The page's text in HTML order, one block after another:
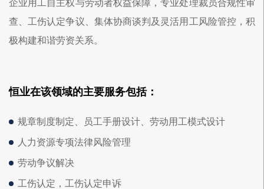
企业用工自主权与劳动者权益保障，专业处理裁员合规性审
查、工伤认定争议、集体协商谈判及灵活用工风险管控，积
极构建和谐劳资关系。
恒业在该领域的主要服务包括：
规章制度制定、员工手册设计、劳动用工模式设计
人力资源专项法律风险管理
劳动争议解决
工伤认定，工伤认定申诉